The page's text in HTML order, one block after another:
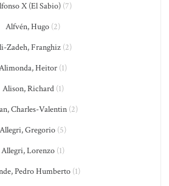
X (El Sabio) (7)
Alfvén, Hugo (2)
Zadeh, Franghiz (2)
Heitor (1)
Alison, Richard(1)
Charles-Valentin (2)
Allegri, Gregorio (5)
Allegri, Lorenzo (1)
Pedro Humberto(1)